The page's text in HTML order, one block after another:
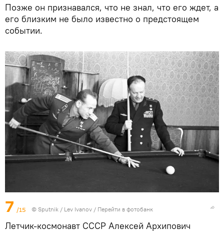
Позже он признавался, что не знал, что его ждет, а
его близким не было известно о предстоящем
событии.
7 /15 © Sputnik / Lev Ivanov / Перейти в фотобанк
Летчик-космонавт СССР Алексей Архипович